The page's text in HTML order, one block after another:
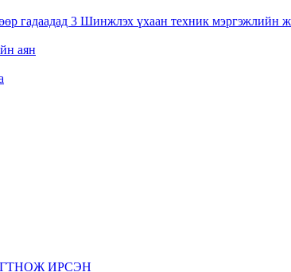
гадаадад 3 Шинжлэх үхаан техник мэргэжлийн
аян
зорчигч зорчино
ИРСЭН